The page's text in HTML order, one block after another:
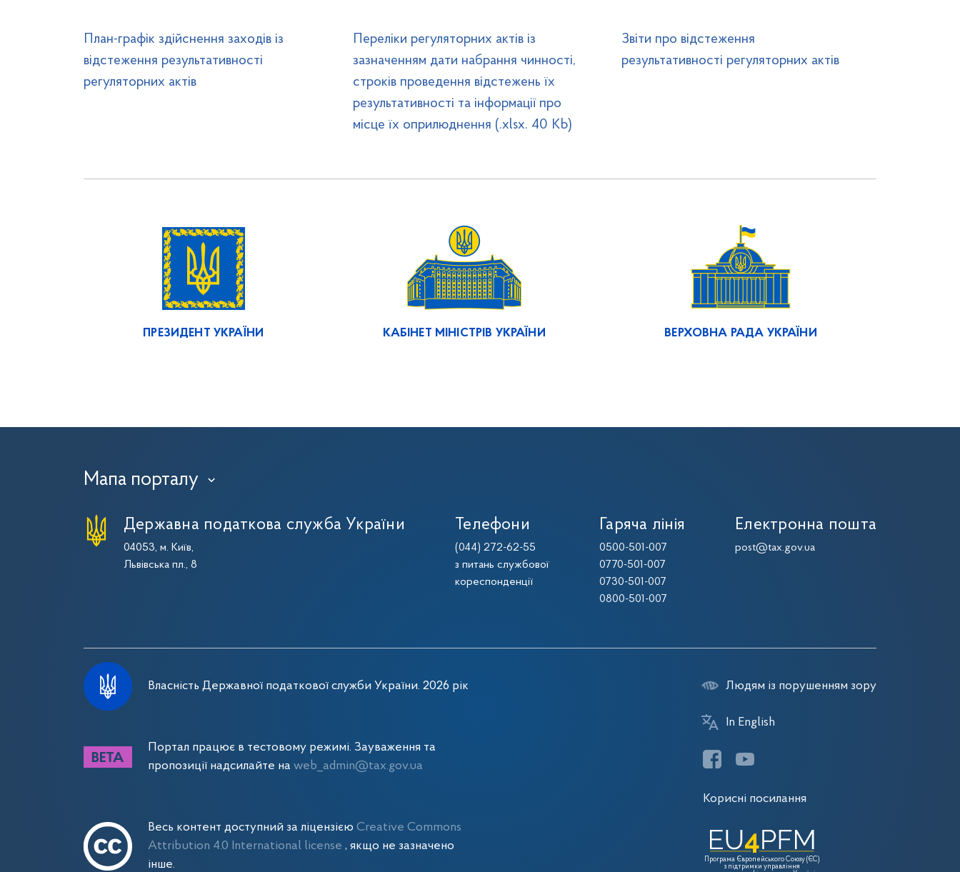
План-графік здійснення заходів із
відстеження результативності
регуляторних актів
Переліки регуляторних актів із
зазначенням дати набрання чинності,
строків проведення відстежень їх
результативності та інформації про
місце їх оприлюднення (.xlsx. 40 Kb)
Звіти про відстеження
результативності регуляторних актів
ПРЕЗИДЕНТ УКРАЇНИ КАБІНЕТ МІНІСТРІВ УКРАЇНИ ВЕРХОВНА РАДА УКРАЇНИ
Мапа порталу ›
Державна податкова служба України
04053, м. Київ,
Львівська пл., 8
Телефони
(044) 272-62-55
з питань службової
кореспонденції
Гаряча лінія
0500-501-007
0770-501-007
0730-501-007
0800-501-007
Електронна пошта
post@tax.gov.ua
Власність Державної податкової служби України. 2026 рік
Портал працює в тестовому режимі. Зауваження та
пропозиції надсилайте на web_admin@tax.gov.ua
Весь контент доступний за ліцензією Creative Commons
Attribution 4.0 International license , якщо не зазначено
інше.
Людям із порушенням зору
In English
Корисні посилання
Програма Європейського Союзу (ЄС)
з підтримки управління